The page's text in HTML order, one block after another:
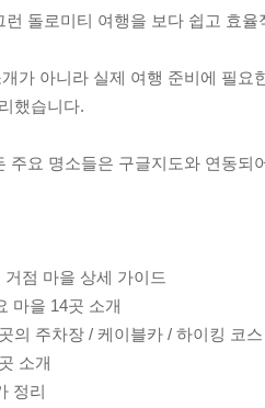
런 돌로미티 여행을 보다 쉽고 효
가 아니라 실제 여행 준비에 필
했습니다.
주요 명소들은 구글지도와 연동
점 마을 상세 가이드
마을 14곳 소개
의 주차장 / 케이블카 / 하이킹 코
소개
정리